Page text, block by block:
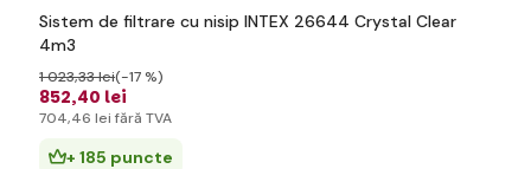
Sistem de filtrare cu nisip INTEX 26644 Crystal Clear
4m3
852,40 lei
1 023,33 lei(-17 %)
704,46 lei fără TVA
+ 185 puncte